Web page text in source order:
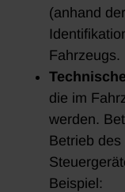
(anhand
Fahrzeugs.
die im
werden.
Betrieb
Beispiel: